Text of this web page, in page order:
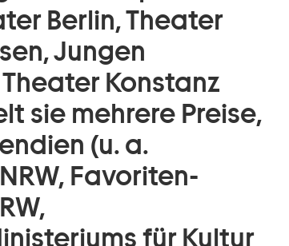
Berlin, Theater
Jungen
Konstanz
sie mehrere Preise,
(u. a.
Favoriten-
für Kultur